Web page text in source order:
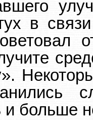
в
и больше